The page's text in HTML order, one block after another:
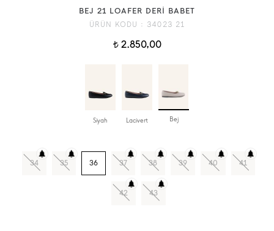
BEJ 21 LOAFER DERİ BABET
ÜRÜN KODU : 34023 21
t2.850,00
Siyah Lacivert Bej
34 35 36 37 38 39 40 41
42 43